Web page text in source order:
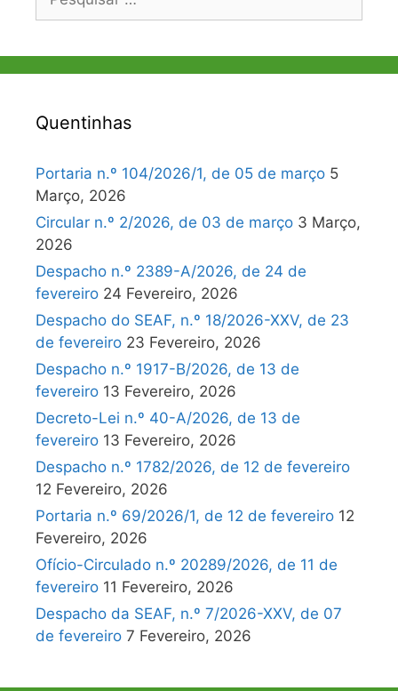
Quentinhas
Portaria n.º 104/2026/1, de 05 de março 5
Março, 2026
Circular n.º 2/2026, de 03 de março 3 Março,
2026
Despacho n.º 2389-A/2026, de 24 de
fevereiro 24 Fevereiro, 2026
Despacho do SEAF, n.º 18/2026-XXV, de 23
de fevereiro 23 Fevereiro, 2026
Despacho n.º 1917-B/2026, de 13 de
fevereiro 13 Fevereiro, 2026
Decreto-Lei n.º 40-A/2026, de 13 de
fevereiro 13 Fevereiro, 2026
Despacho n.º 1782/2026, de 12 de fevereiro
12 Fevereiro, 2026
Portaria n.º 69/2026/1, de 12 de fevereiro 12
Fevereiro, 2026
Ofício-Circulado n.º 20289/2026, de 11 de
fevereiro 11 Fevereiro, 2026
Despacho da SEAF, n.º 7/2026-XXV, de 07
de fevereiro 7 Fevereiro, 2026